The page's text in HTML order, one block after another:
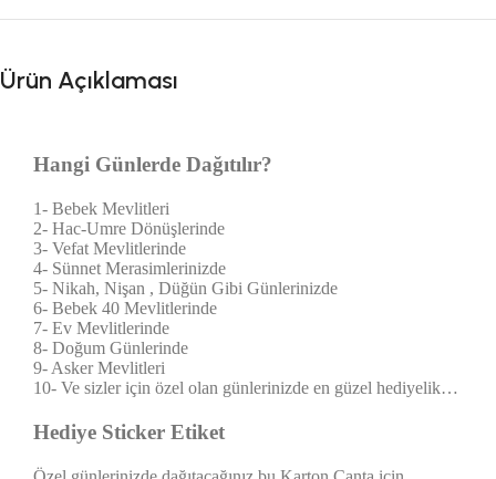
Ürün Açıklaması
Hangi Günlerde Dağıtılır?
1- Bebek Mevlitleri
2- Hac-Umre Dönüşlerinde
3- Vefat Mevlitlerinde
4- Sünnet Merasimlerinizde
5- Nikah, Nişan , Düğün Gibi Günlerinizde
6- Bebek 40 Mevlitlerinde
7- Ev Mevlitlerinde
8- Doğum Günlerinde
9- Asker Mevlitleri
10- Ve sizler için özel olan günlerinizde en güzel hediyelik…
Hediye Sticker Etiket